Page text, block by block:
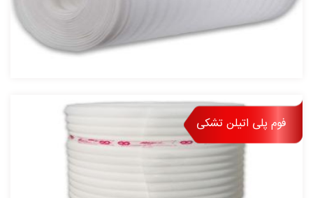
معتبر بین المللی، ملی و استانی را کسب نموده
رضــایت مــشتری و کنترل کیفی در سه شیفت
کاری محصولات تولید شده دارد از دیگر ویـژگی
های این مجتمع صنعتی، چینش سازمانی
استاندارد و داشتن شبکه توزیع کامل کالا در سطح
کشور است.
فوم پلی اتیلن تشکی